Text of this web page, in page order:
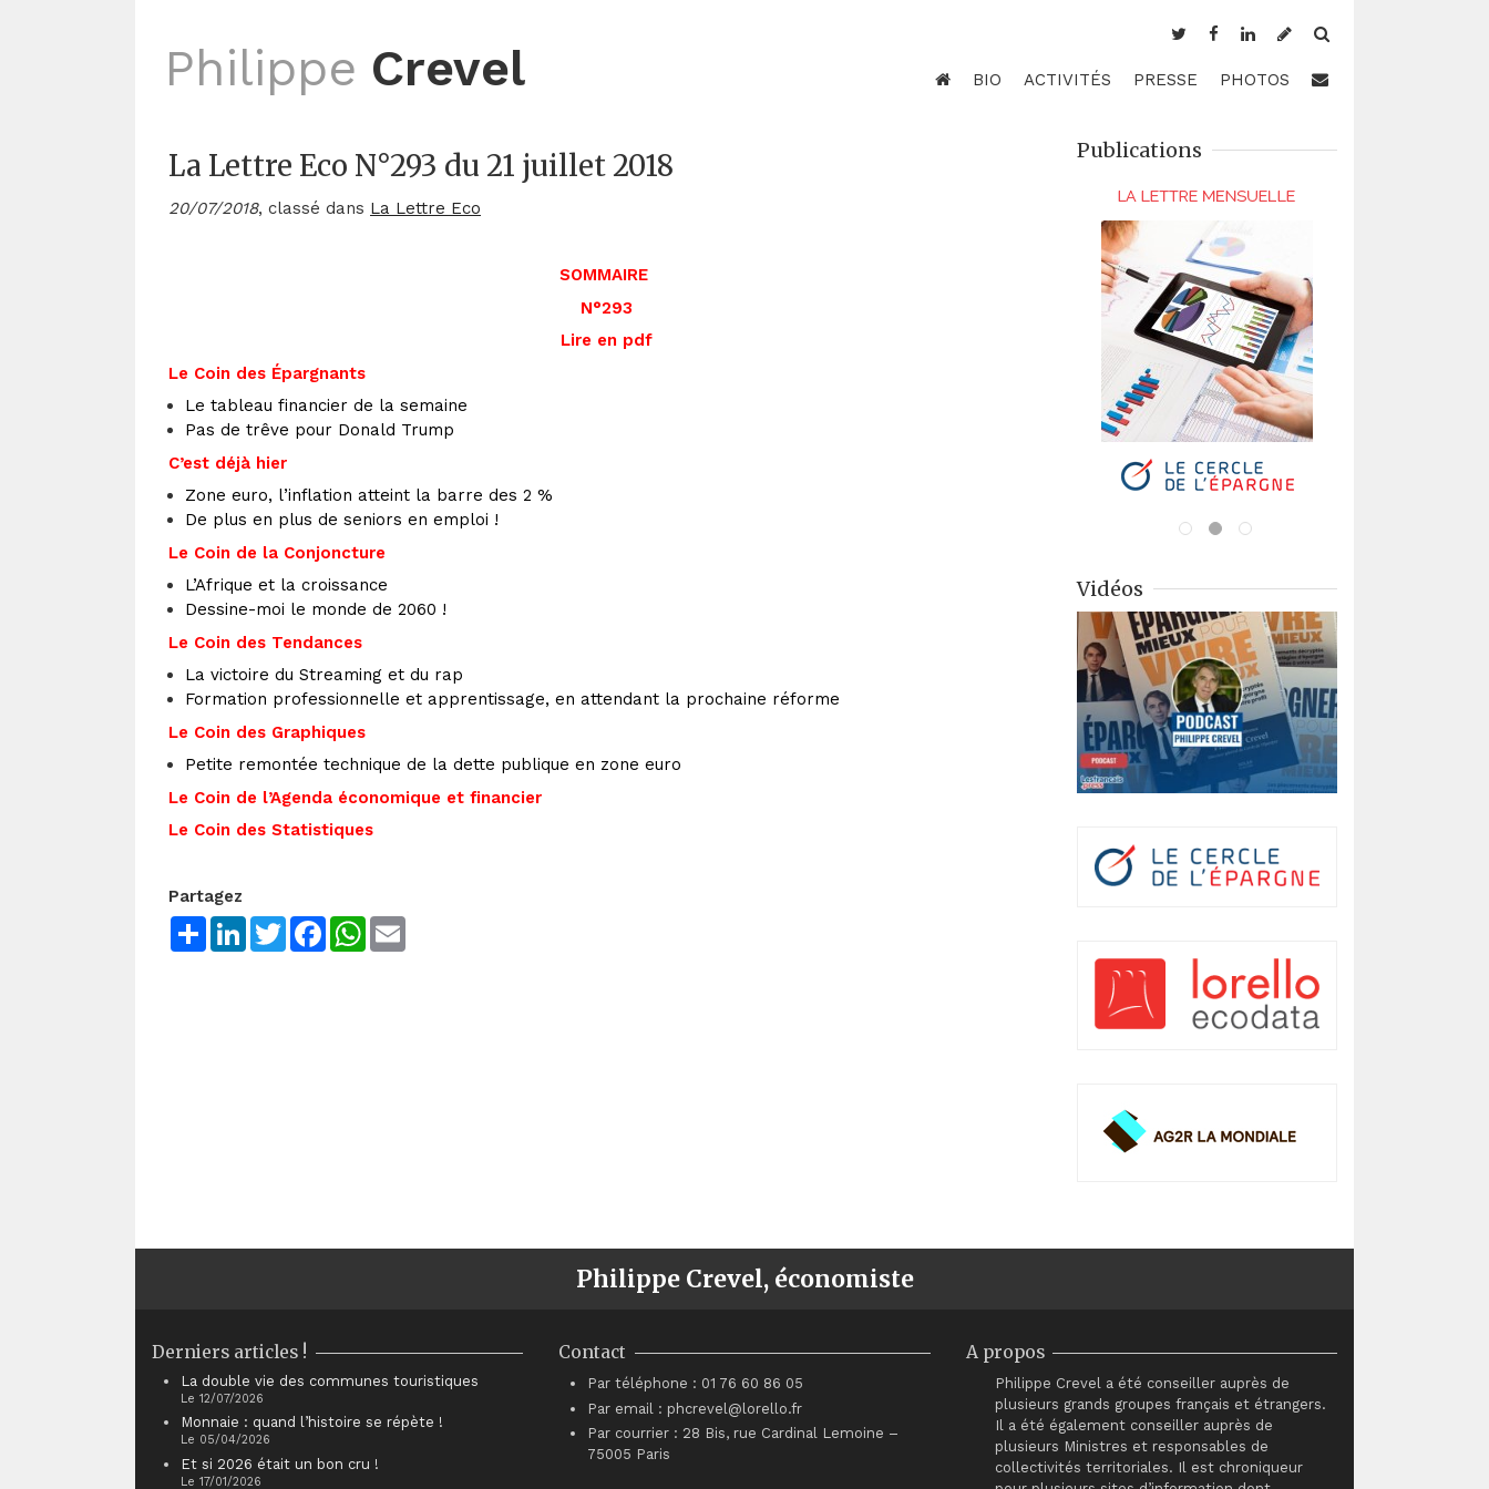
Philippe Crevel BIO ACTIVITÉS PRESSE PHOTOS
La Lettre Eco N°293 du 21 juillet 2018
20/07/2018, classé dans La Lettre Eco
SOMMAIRE
N°293
Lire en pdf
Le Coin des Épargnants
Le tableau financier de la semaine
Pas de trêve pour Donald Trump
C’est déjà hier
Zone euro, l’inflation atteint la barre des 2 %
De plus en plus de seniors en emploi !
Le Coin de la Conjoncture
L’Afrique et la croissance
Dessine-moi le monde de 2060 !
Le Coin des Tendances
La victoire du Streaming et du rap
Formation professionnelle et apprentissage, en attendant la prochaine réforme
Le Coin des Graphiques
Petite remontée technique de la dette publique en zone euro
Le Coin de l’Agenda économique et financier
Le Coin des Statistiques
Partagez
ShareLinkedInTwitterFacebookWhatsApp
Publications
Vidéos
Philippe Crevel, économiste
Derniers articles !
La double vie des communes touristiques
Le 12/07/2026
Monnaie : quand l’histoire se répète !
Le 05/04/2026
Et si 2026 était un bon cru !
Le 17/01/2026
Contact
Par téléphone : 01 76 60 86 05
Par email : phcrevel@lorello.fr
Par courrier : 28 Bis, rue Cardinal Lemoine –
75005 Paris
A propos
Philippe Crevel a été conseiller auprès de
plusieurs grands groupes français et étrangers.
Il a été également conseiller auprès de
plusieurs Ministres et responsables de
collectivités territoriales. Il est chroniqueur